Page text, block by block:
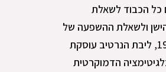
כל הכבוד לשאלת
ולשאלת ההשפעה של
המהלך הפוליטי ב-1977, ליבת הנרטיב עוסקת
הדמוקרטית